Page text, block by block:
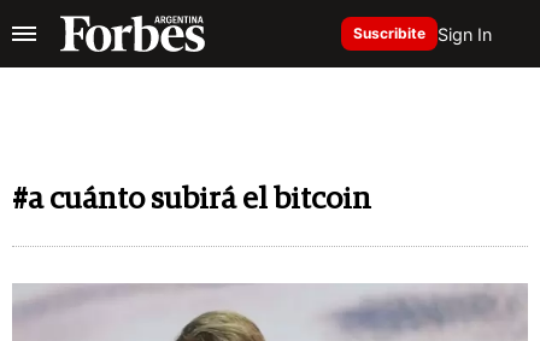
Suscribite Sign In
#a cuánto subirá el bitcoin